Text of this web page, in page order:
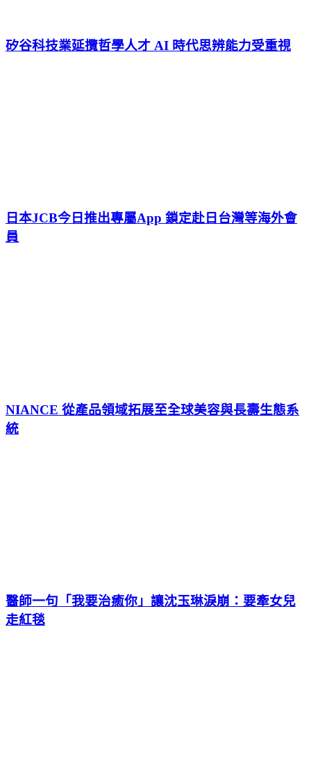
矽谷科技業延攬哲學人才 AI 時代思辨能力受重視
日本JCB今日推出專屬App 鎖定赴日台灣等海外會
員
NIANCE 從產品領域拓展至全球美容與長壽生態系
統
醫師一句「我要治癒你」讓沈玉琳淚崩：要牽女兒
走紅毯